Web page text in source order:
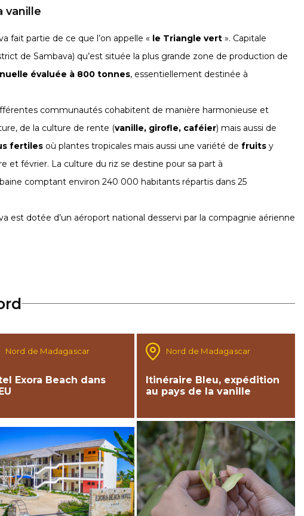
vanille
fait partie de ce que l’on appelle « le Triangle vert ». Capitale
de Sambava) qu’est située la plus grande zone de production de
évaluée à 800 tonnes, essentiellement destinée à
communautés cohabitent de manière harmonieuse et
de la culture de rente (vanille, girofle, caféier) mais aussi de
fertiles où plantes tropicales mais aussi une variété de fruits y
et février. La culture du riz se destine pour sa part à
comptant environ 240 000 habitants répartis dans 25
est dotée d’un aéroport national desservi par la compagnie aérienne
Nord de Madagascar
Exora Beach dans
Nord de Madagascar
Itinéraire Bleu, expédition
au pays de la vanille